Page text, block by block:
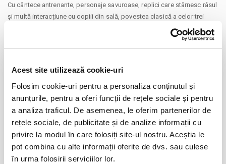
Acest site utilizează cookie-uri
Folosim cookie-uri pentru a personaliza conținutul și
anunțurile, pentru a oferi funcții de rețele sociale și pentru
a analiza traficul. De asemenea, le oferim partenerilor de
rețele sociale, de publicitate și de analize informații cu
privire la modul în care folosiți site-ul nostru. Aceștia le
pot combina cu alte informații oferite de dvs. sau culese
în urma folosirii serviciilor lor.
Cu cântece antrenante, personaje savuroase, replici care stârnesc râsul
și multă interacțiune cu copiii din sală, povestea clasică a celor trei
purceluși capătă o formă nouă, plină de energie și culoare. Iar Lupul
Un spectacol despre curaj, responsabilitate, spus pe înțelesul celor
Un final vesel, o lecție importantă și o invitație la cântat și joacă pentru
toată sala – pentru că, până la urmă, poveștile frumoase se trăiesc cel
mai bine împreună.
Spectacol de teatru de păpuși recomandat copiilor cu vârsta de peste
3 ani. Durata: 45 minute
Un spectacol organizat în cadrul evenimentului cultural Caravana cu
Spectacole la Clubul Țăranului – La Mama (Muzeul Țăranului Român,
Intrarea Monetariei nr. 3, Sector 1, București )
CONTINUARE
Distribuie aceasta pagina